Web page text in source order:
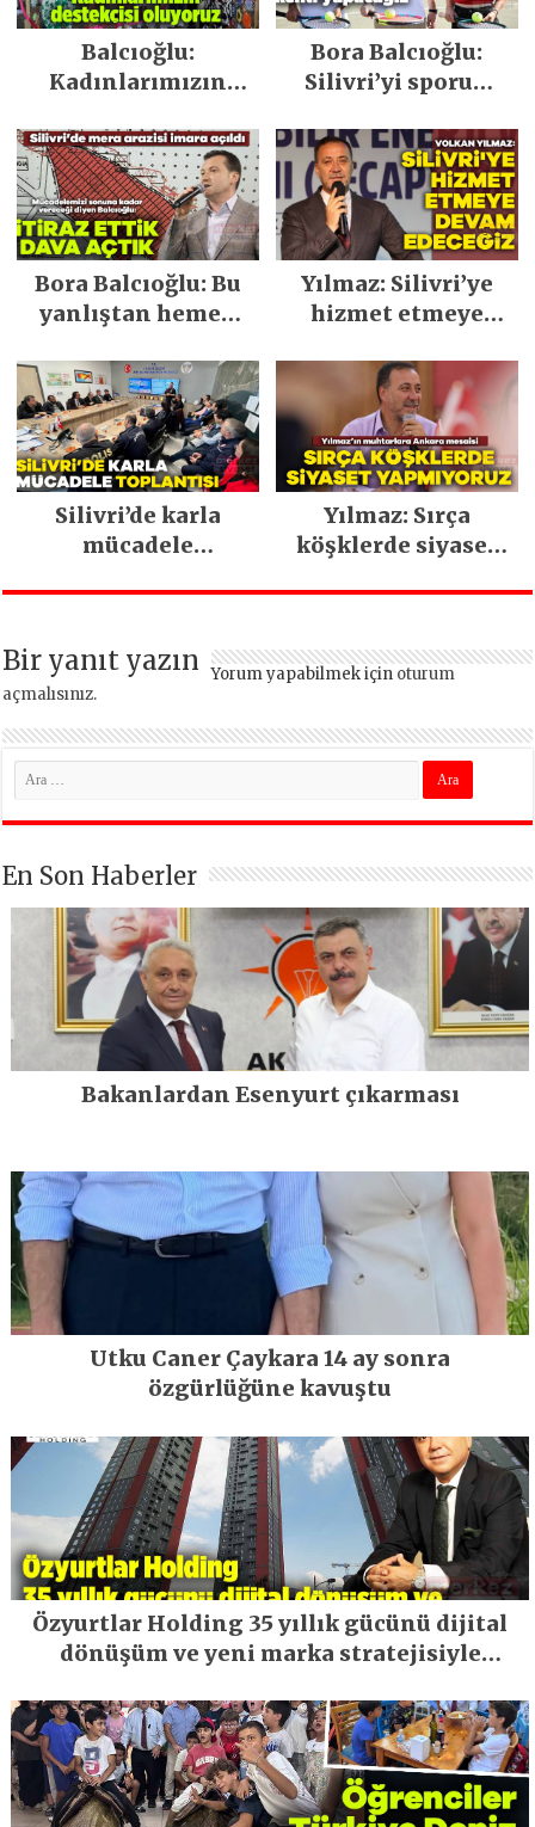
Balcıoğlu:
Kadınlarımızın
Bora Balcıoğlu:
Silivri’yi sporun
Bora Balcıoğlu: Bu
yanlıştan hemen
Yılmaz: Silivri’ye
hizmet etmeye
Silivri’de karla
mücadele
Yılmaz: Sırça
köşklerde siyaset
Bir yanıt yazın Yorum yapabilmek için oturum
açmalısınız.
En Son Haberler
Bakanlardan Esenyurt çıkarması
Utku Caner Çaykara 14 ay sonra
özgürlüğüne kavuştu
Özyurtlar Holding 35 yıllık gücünü dijital
dönüşüm ve yeni marka stratejisiyle